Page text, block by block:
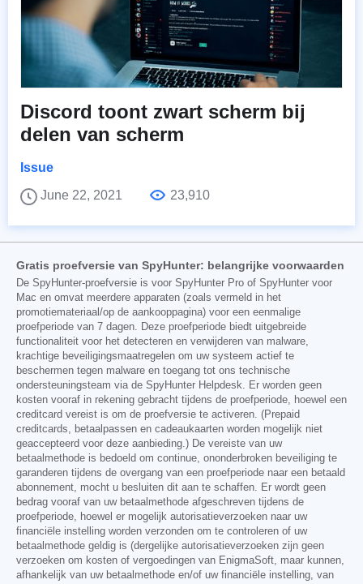
Discord toont zwart scherm bij
delen van scherm
Issue
June 22, 2021
23,910
Gratis proefversie van SpyHunter: belangrijke voorwaarden
De SpyHunter-proefversie is voor SpyHunter Pro of SpyHunter voor
Mac en omvat meerdere apparaten (zoals vermeld in het
promotiemateriaal/op de aankooppagina) voor een eenmalige
proefperiode van 7 dagen. Deze proefperiode biedt uitgebreide
functionaliteit voor het detecteren en verwijderen van malware,
krachtige beveiligingsmaatregelen om uw systeem actief te
beschermen tegen malware en toegang tot ons technische
ondersteuningsteam via de SpyHunter Helpdesk. Er worden geen
kosten vooraf in rekening gebracht tijdens de proefperiode, hoewel een
creditcard vereist is om de proefversie te activeren. (Prepaid
creditcards, betaalpassen en cadeaukaarten worden mogelijk niet
geaccepteerd voor deze aanbieding.) De vereiste van uw
betaalmethode is bedoeld om continue, ononderbroken beveiliging te
garanderen tijdens de overgang van een proefperiode naar een betaald
abonnement, mocht u besluiten dit aan te schaffen. Er wordt geen
bedrag vooraf van uw betaalmethode afgeschreven tijdens de
proefperiode, hoewel er mogelijk autorisatieverzoeken naar uw
financiële instelling worden verzonden om te controleren of uw
betaalmethode geldig is (dergelijke autorisatieverzoeken zijn geen
verzoeken om kosten of vergoedingen van EnigmaSoft, maar kunnen,
afhankelijk van uw betaalmethode en/of uw financiële instelling, van